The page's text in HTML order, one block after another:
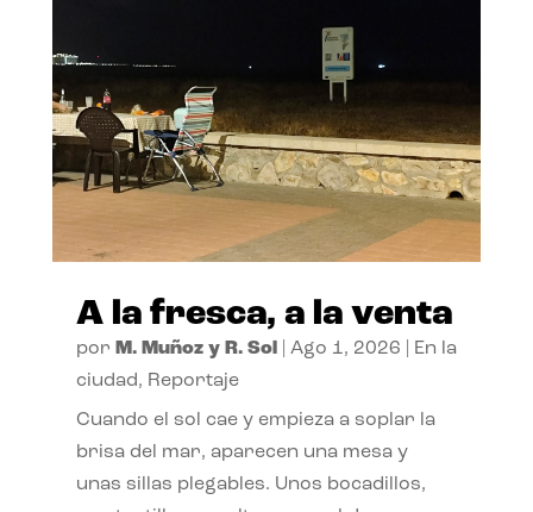
A la fresca, a la venta
por M. Muñoz y R. Sol| Ago 1, 2026
En la
ciudad, Reportaje
Cuando el sol cae y empieza a soplar la
brisa del mar, aparecen una mesa y
unas sillas plegables. Unos bocadillos,